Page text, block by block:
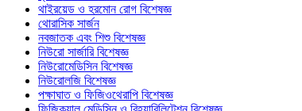
থাইরয়েড ও হরমোন রোগ বিশেষজ্ঞ
থোরাসিক সার্জন
নবজাতক এবং শিশু বিশেষজ্ঞ
নিউরো সার্জারি বিশেষজ্ঞ
নিউরোমেডিসিন বিশেষজ্ঞ
নিউরোলজি বিশেষজ্ঞ
পক্ষাঘাত ও ফিজিওথেরাপি বিশেষজ্ঞ